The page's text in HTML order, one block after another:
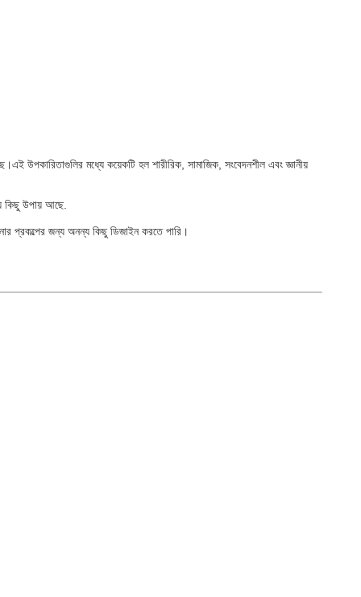
উপকারিতাগুলির মধ্যে কয়েকটি হল শারীরিক, সামাজিক, সংবেদনশীল এবং জ্ঞানীয়
কিছু উপায় আছে.
প্রকল্পের জন্য অনন্য কিছু ডিজাইন করতে পারি।